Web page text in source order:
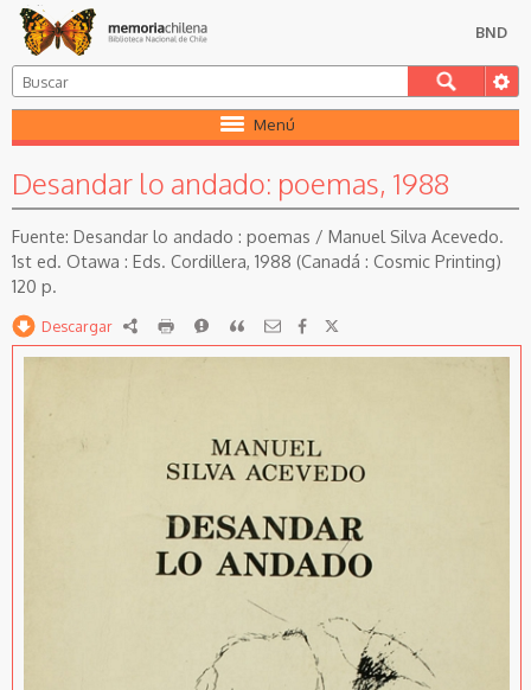
BND
Menú
Desandar lo andado: poemas, 1988
Desandar lo andado : poemas / Manuel Silva Acevedo.
1st ed. Otawa : Eds. Cordillera, 1988 (Canadá : Cosmic Printing)
120 p.
Descargar RDF imprimirReportarCitar